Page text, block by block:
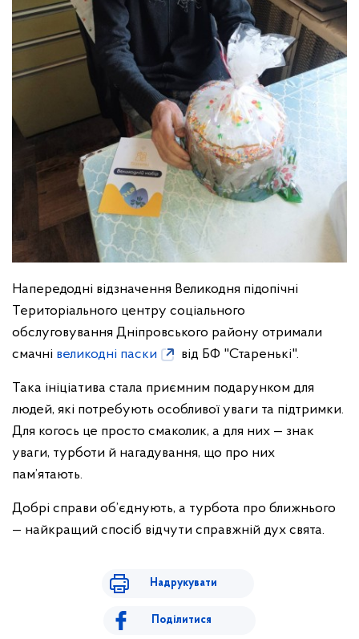
Напередодні відзначення Великодня підопічні
Територіального центру соціального
обслуговування Дніпровського району отримали
смачні великодні паски від БФ "Старенькі".
Така ініціатива стала приємним подарунком для
людей, які потребують особливої уваги та підтримки.
Для когось це просто смаколик, а для них — знак
уваги, турботи й нагадування, що про них
пам’ятають.
Добрі справи об’єднують, а турбота про ближнього
— найкращий спосіб відчути справжній дух свята.
Надрукувати
Поділитися